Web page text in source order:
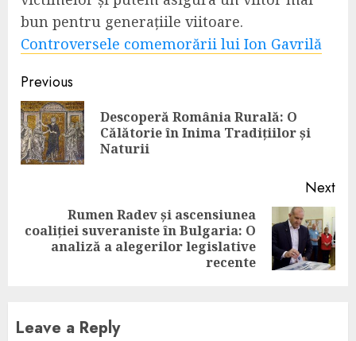
bun pentru generațiile viitoare.
Controversele comemorării lui Ion Gavrilă
Continue
Reading
Previous
Descoperă România Rurală: O
Călătorie în Inima Tradițiilor și
Naturii
Next
Next
post:
Rumen Radev și ascensiunea
coaliției suveraniste în Bulgaria: O
analiză a alegerilor legislative
recente
Leave a Reply